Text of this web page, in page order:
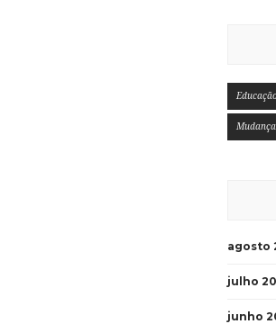
agosto
julho
junho